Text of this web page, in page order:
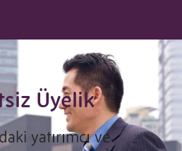
Üyelik
yatırımcı ve